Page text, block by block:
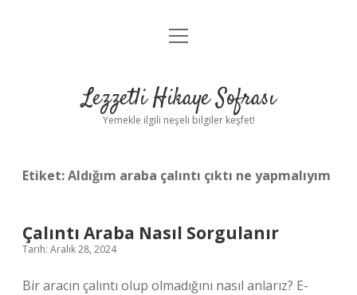
Anasayfa
Yasal Uyarı
menüyü
Lezzetli Hikaye Sofrası
Yemekle ilgili neşeli bilgiler keşfet!
Etiket:Aldığım araba çalıntı çıktı ne yapmalıyım
Çalıntı Araba Nasıl Sorgulanır
Tarih: Aralık 28, 2024
Bir aracın çalıntı olup olmadığını nasıl anlarız? E-